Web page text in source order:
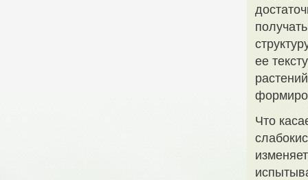
ее
Что